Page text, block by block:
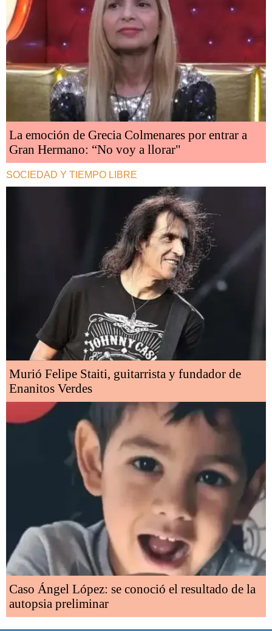
La emoción de Grecia Colmenares por entrar a
Gran Hermano: “No voy a llorar"
SOCIEDAD Y TIEMPO LIBRE
Murió Felipe Staiti, guitarrista y fundador de
Enanitos Verdes
Caso Ángel López: se conoció el resultado de la
autopsia preliminar